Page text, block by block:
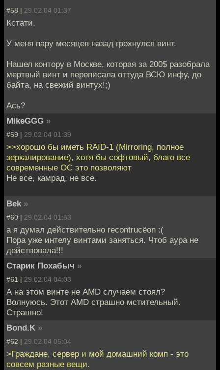
#58 | 29.02.04 01:37
Кстати.
У меня пару месяцев назад грохнулся винт.
Нашел контору в Москве, которая за 200$ разобрала
мертвый винт и переписала оттуда ВСЮ инфу, до
байта, на свежий винтух!;)
Ась?
MikeGGG »
#59 | 29.02.04 01:39
>>хорошо бы иметь RAID-1 (Mirroring, полное
зеркалирование), хотя бы софтовый, благо все
современные ОС это позволяют
Не все, камрад, не все.
Bek »
#60 | 29.02.04 01:53
а я думал действительно recontrucёon :(
Пора уже интелу винтами заняться. Чтоб аура не
действовала!!!
Старик Похабыч »
#61 | 29.02.04 04:03
А на этом винте не AMD случаем стоял?
Волнуюсь. Этот AMD страшно мстительный.
Страшно!
Bond.K »
#62 | 29.02.04 05:04
>Граждане, сервер и мой домашний комп - это
совсем разные вещи.